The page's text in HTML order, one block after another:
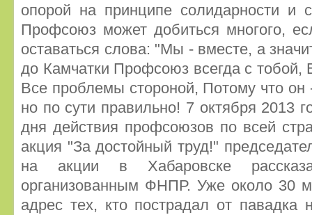
опорой на принципе солидарности и
Профсоюз может добиться многого,
оставаться слова: "Мы - вместе, а
до Камчатки Профсоюз всегда с тобой,
Все проблемы стороной, Потому что он
но по сути правильно! 7 октября 2013
дня действия профсоюзов по всей
акция "За достойный труд!"
на акции в Хабаровске
организованным ФНПР. Уже около 30
адрес тех, кто пострадал от павадка